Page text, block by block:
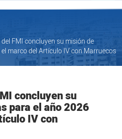
FMI concluyen su misión de
marco del Artículo IV con Marruecos
concluyen su
para el año 2026
IV con